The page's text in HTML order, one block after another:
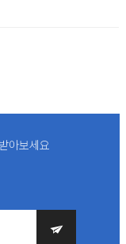
아보세요